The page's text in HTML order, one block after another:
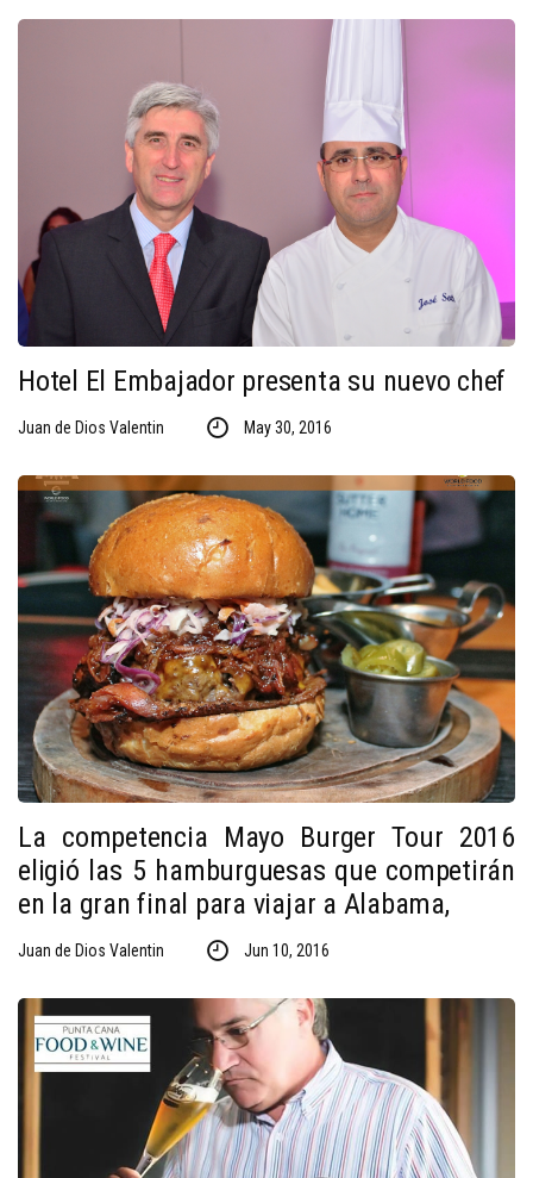
Hotel El Embajador presenta su nuevo chef
Juan de Dios Valentin May 30, 2016
La competencia Mayo Burger Tour 2016
eligió las 5 hamburguesas que competirán
en la gran final para viajar a Alabama,
Juan de Dios Valentin Jun 10, 2016